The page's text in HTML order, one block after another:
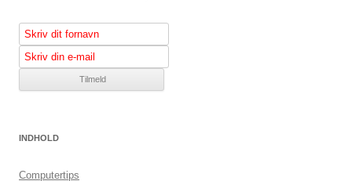
INDHOLD
Computertips